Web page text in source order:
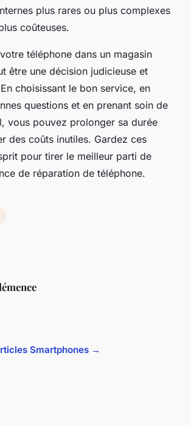
plus rares ou plus complexes
coûteuses.
téléphone dans un magasin
être une décision judicieuse et
choisissant le bon service, en
questions et en prenant soin de
vous pouvez prolonger sa durée
des coûts inutiles. Gardez ces
pour tirer le meilleur parti de
de réparation de téléphone.
Smartphones →